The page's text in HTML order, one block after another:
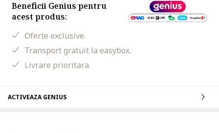
Beneficii Genius pentru
acest produs:
Oferte exclusive.
Transport gratuit la easybox.
Livrare prioritara.
ACTIVEAZA GENIUS